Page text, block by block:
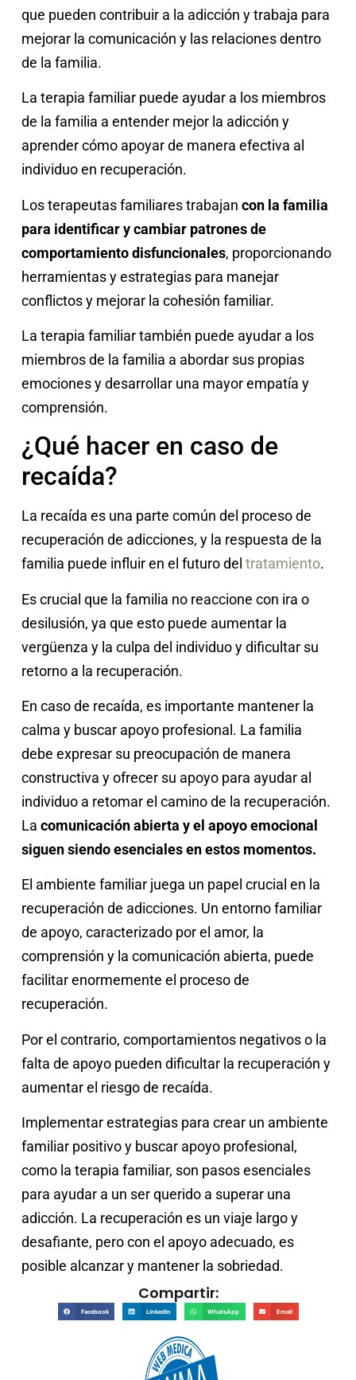
que pueden contribuir a la adicción y trabaja para
mejorar la comunicación y las relaciones dentro
de la familia.
La terapia familiar puede ayudar a los miembros
de la familia a entender mejor la adicción y
aprender cómo apoyar de manera efectiva al
individuo en recuperación.
Los terapeutas familiares trabajan con la familia
para identificar y cambiar patrones de
comportamiento disfuncionales, proporcionando
herramientas y estrategias para manejar
conflictos y mejorar la cohesión familiar.
La terapia familiar también puede ayudar a los
miembros de la familia a abordar sus propias
emociones y desarrollar una mayor empatía y
comprensión.
¿Qué hacer en caso de
recaída?
La recaída es una parte común del proceso de
recuperación de adicciones, y la respuesta de la
familia puede influir en el futuro del tratamiento.
Es crucial que la familia no reaccione con ira o
desilusión, ya que esto puede aumentar la
vergüenza y la culpa del individuo y dificultar su
retorno a la recuperación.
En caso de recaída, es importante mantener la
calma y buscar apoyo profesional. La familia
debe expresar su preocupación de manera
constructiva y ofrecer su apoyo para ayudar al
individuo a retomar el camino de la recuperación.
La comunicación abierta y el apoyo emocional
siguen siendo esenciales en estos momentos.
El ambiente familiar juega un papel crucial en la
recuperación de adicciones. Un entorno familiar
de apoyo, caracterizado por el amor, la
comprensión y la comunicación abierta, puede
facilitar enormemente el proceso de
recuperación.
Por el contrario, comportamientos negativos o la
falta de apoyo pueden dificultar la recuperación y
aumentar el riesgo de recaída.
Implementar estrategias para crear un ambiente
familiar positivo y buscar apoyo profesional,
como la terapia familiar, son pasos esenciales
para ayudar a un ser querido a superar una
adicción. La recuperación es un viaje largo y
desafiante, pero con el apoyo adecuado, es
posible alcanzar y mantener la sobriedad.
Compartir:
Facebook LinkedIn WhatsApp Email